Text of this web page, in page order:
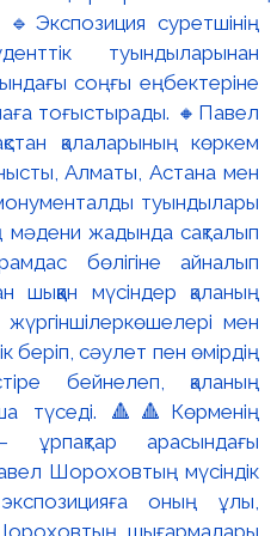
суретшінің
туындыларынан
соңғы еңбектеріне
тоғыстырады. 🔸Павел
қалаларының көркем
Алматы, Астана мен
монументалды туындылары
мәдени жадында сақталып
бөлігіне айналып
мүсіндер қаланың
мен
беріп, сәулет пен өмірдің
бейнелеп, қаланың
түседі. 🔺🔺Көрменің
ұрпақтар арасындағы
Шороховтың мүсіндік
оның ұлы,
шығармалары